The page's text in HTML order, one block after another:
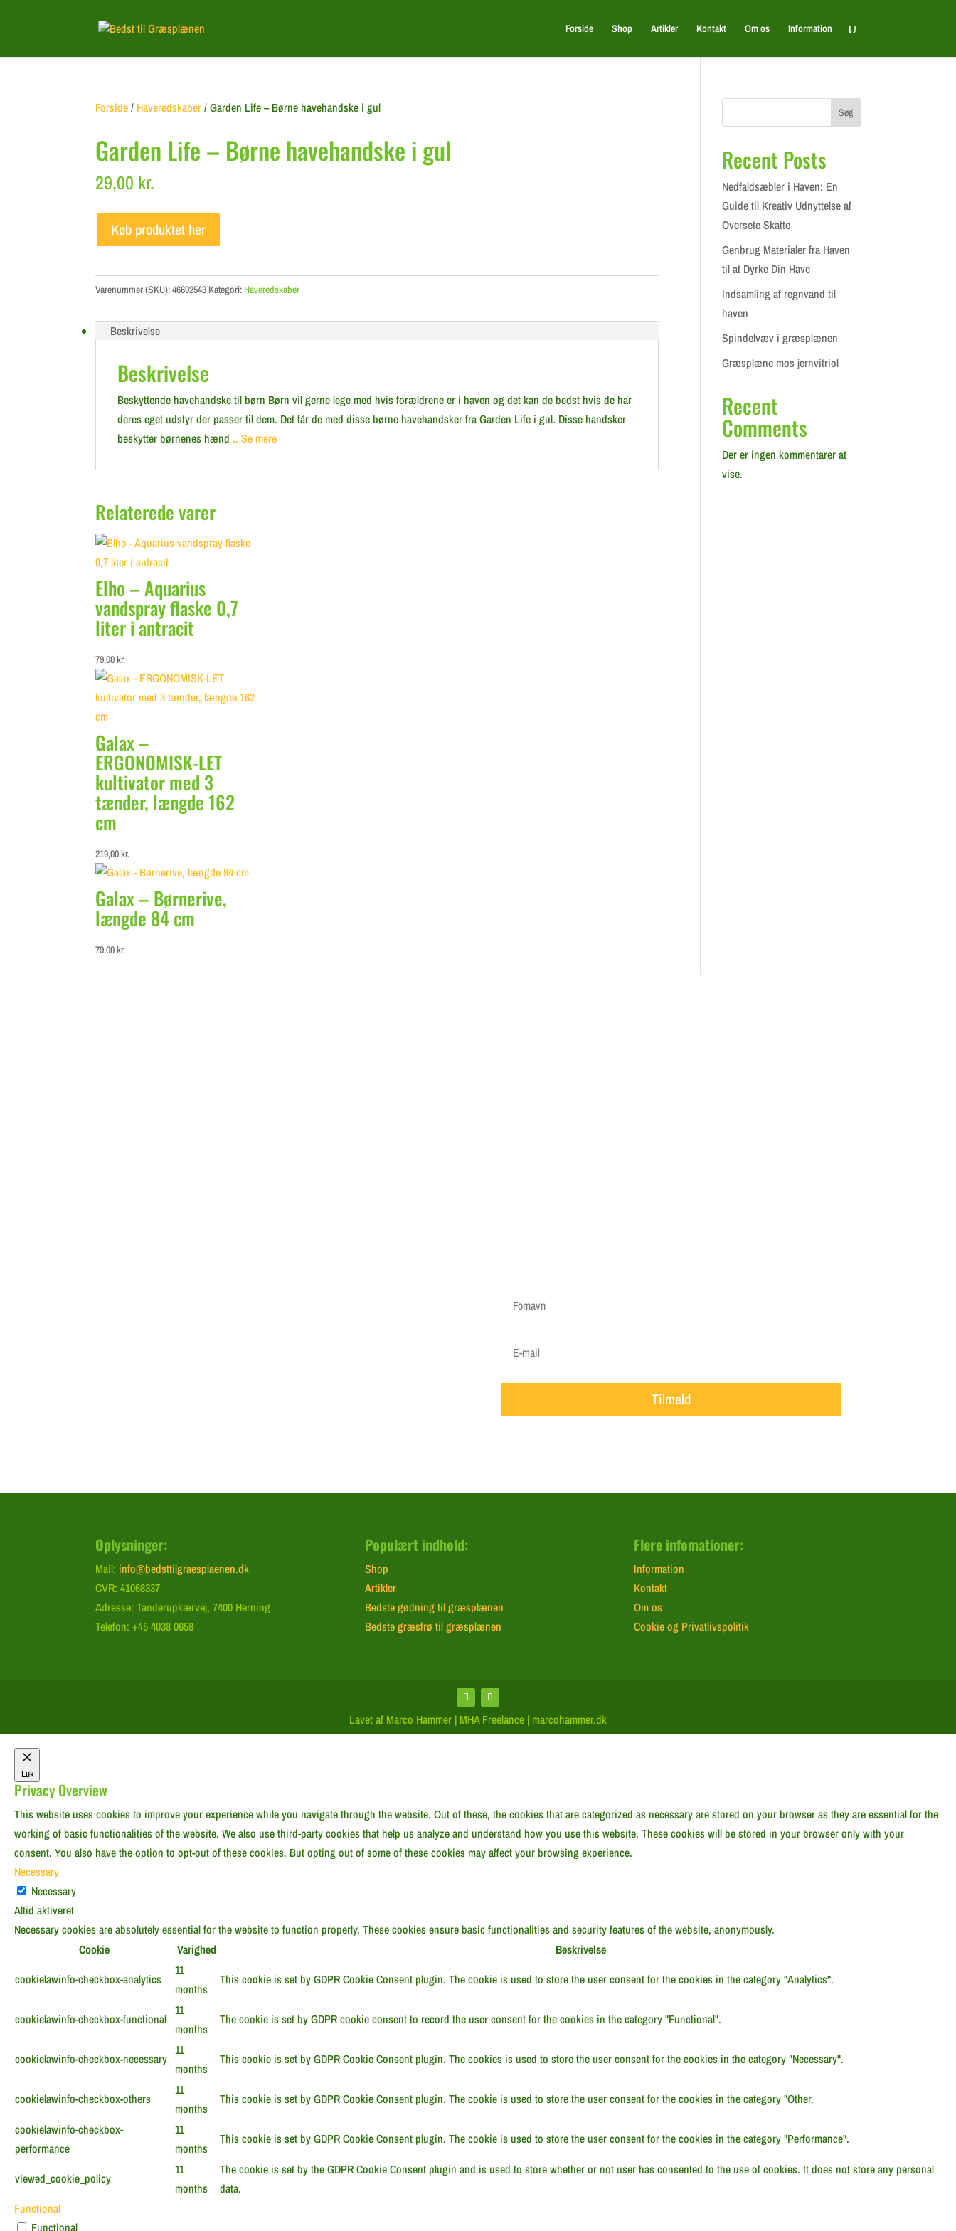
Forside Shop Artikler Kontakt Om os Information
Forside/ Haveredskaber/ Garden Life – Børne havehandske i gul
Garden Life – Børne havehandske i gul
29,00 kr.
Køb produktet her
Varenummer (SKU):46692543 Kategori: Haveredskaber
Beskrivelse
Beskrivelse
Beskyttende havehandske til børn Børn vil gerne lege med hvis forældrene er i haven og det kan de bedst hvis de har
deres eget udstyr der passer til dem. Det får de med disse børne havehandsker fra Garden Life i gul. Disse handsker
beskytter børnenes hænd .. Se mere
Relaterede varer
Elho – Aquarius
vandspray flaske 0,7
liter i antracit
79,00kr.
Galax –
ERGONOMISK-LET
kultivator med 3
tænder, længde 162
cm
219,00kr.
Galax – Børnerive,
længde 84 cm
79,00kr.
Søg
Recent Posts
Nedfaldsæbler i Haven: En
Guide til Kreativ Udnyttelse af
Oversete Skatte
Genbrug Materialer fra Haven
til at Dyrke Din Have
Indsamling af regnvand til
haven
Spindelvæv i græsplænen
Græsplæne mos jernvitriol
Recent
Comments
Der er ingen kommentarer at
vise.
Tilmeld
Oplysninger:
Mail: info@bedsttilgraesplaenen.dk
CVR: 41068337
Adresse: Tanderupkærvej, 7400 Herning
Telefon: +45 4038 0658
Populært indhold:
Shop
Artikler
Bedste gødning til græsplænen
Bedste græsfrø til græsplænen
Flere infomationer:
Information
Kontakt
Om os
Cookie og Privatlivspolitik
Lavet af Marco Hammer | MHA Freelance | marcohammer.dk
Luk
Privacy Overview
This website uses cookies to improve your experience while you navigate through the website. Out of these, the cookies that are categorized as necessary are stored on your browser as they are essential for the
working of basic functionalities of the website. We also use third-party cookies that help us analyze and understand how you use this website. These cookies will be stored in your browser only with your
consent. You also have the option to opt-out of these cookies. But opting out of some of these cookies may affect your browsing experience.
Necessary
Necessary
Altid aktiveret
Necessary cookies are absolutely essential for the website to function properly. These cookies ensure basic functionalities and security features of the website, anonymously.
Cookie
Varighed
Beskrivelse
cookielawinfo-checkbox-analytics
11
months
This cookie is set by GDPR Cookie Consent plugin. The cookie is used to store the user consent for the cookies in the category "Analytics".
cookielawinfo-checkbox-functional
11
months
The cookie is set by GDPR cookie consent to record the user consent for the cookies in the category "Functional".
cookielawinfo-checkbox-necessary
11
months
This cookie is set by GDPR Cookie Consent plugin. The cookies is used to store the user consent for the cookies in the category "Necessary".
cookielawinfo-checkbox-others
11
months
This cookie is set by GDPR Cookie Consent plugin. The cookie is used to store the user consent for the cookies in the category "Other.
cookielawinfo-checkbox-
performance
11
months
This cookie is set by GDPR Cookie Consent plugin. The cookie is used to store the user consent for the cookies in the category "Performance".
viewed_cookie_policy
11
months
The cookie is set by the GDPR Cookie Consent plugin and is used to store whether or not user has consented to the use of cookies. It does not store any personal
data.
Functional
Functional